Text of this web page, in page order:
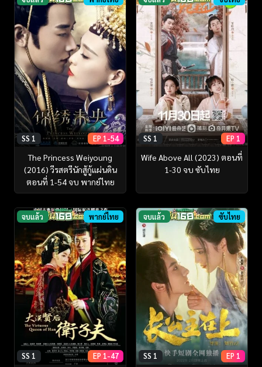
SS 1 EP 1-54
The Princess Weiyoung
(2016) วีรสตรีนักสู้กู้แผ่นดิน
ตอนที่ 1-54 จบ พากย์ไทย
SS 1 EP 1
Wife Above All (2023) ตอนที่
1-30 จบ ซับไทย
จบแล้ว พากย์ไทย
SS 1 EP 1-47
จบแล้ว ซับไทย
SS 1 EP 1